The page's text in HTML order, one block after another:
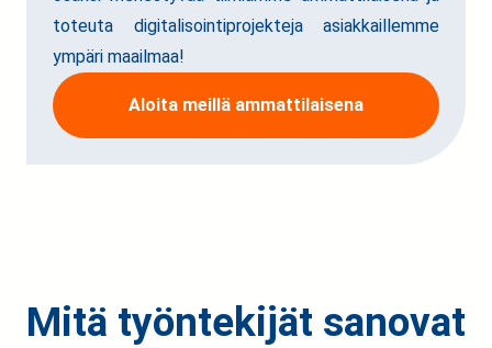
toteuta digitalisointiprojekteja asiakkaillemme
ympäri maailmaa!
Aloita meillä ammattilaisena
Mitä työntekijät sanovat